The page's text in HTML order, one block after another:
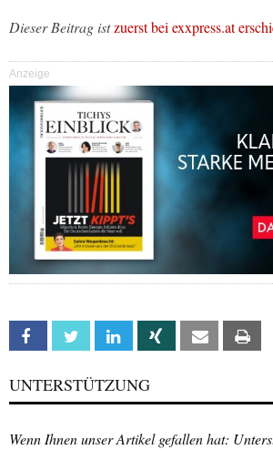
Dieser Beitrag istzuerst bei exxpress.at
Anzeige
Facebook Twitter Linkedin Xing Email
UNTERSTÜTZUNG
Wenn Ihnen unser Artikel gefallen hat: